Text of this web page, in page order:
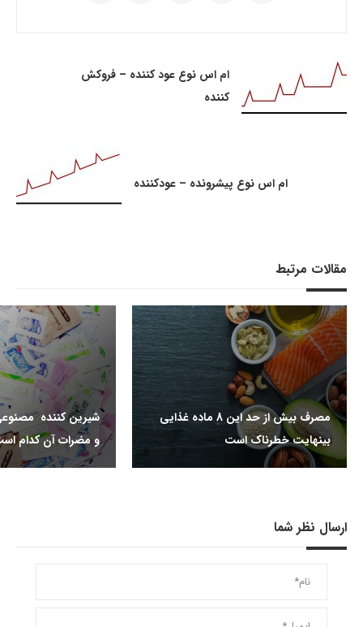
ام اس نوع عود کننده – فروکش
کننده
ام اس نوع پیشرونده – عودکننده
مقالات مرتبط
مصرف بیش از حد این 8 ماده غذایی
بینهایت خطرناک است
شیرین کننده
و مضرات آن کدام
ارسال نظر شما